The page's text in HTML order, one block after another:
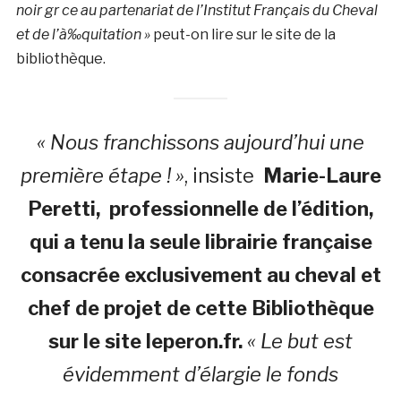
noir gr ce au partenariat de l’Institut Français du Cheval
et de l’à‰quitation »peut-on lire sur le site de la
bibliothèque.
« Nous franchissons aujourd’hui une
première étape ! », insiste Marie-Laure
Peretti, professionnelle de l’édition,
qui a tenu la seule librairie française
consacrée exclusivement au cheval et
chef de projet de cette Bibliothèque
sur le site leperon.fr. « Le but est
évidemment d’élargie le fonds